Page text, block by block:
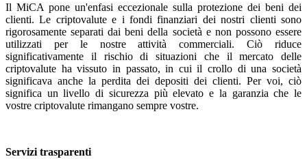
Il MiCA pone un'enfasi eccezionale sulla protezione dei beni dei
clienti. Le criptovalute e i fondi finanziari dei nostri clienti sono
rigorosamente separati dai beni della società e non possono essere
utilizzati per le nostre attività commerciali. Ciò riduce
significativamente il rischio di situazioni che il mercato delle
criptovalute ha vissuto in passato, in cui il crollo di una società
significava anche la perdita dei depositi dei clienti. Per voi, ciò
significa un livello di sicurezza più elevato e la garanzia che le
vostre criptovalute rimangano sempre vostre.
Servizi trasparenti